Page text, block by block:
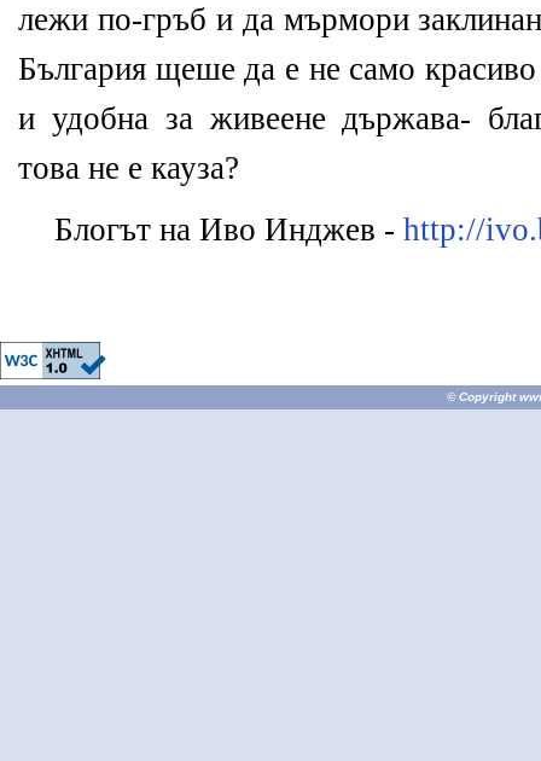
лежи по-гръб и да мърмори
България щеше да е не само
и удобна за живеене държава-
това не е кауза?
Блогът на Иво Инджев - http://
© Copyright